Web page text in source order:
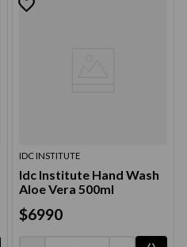
IDC INSTITUTE
Idc Institute Hand Wash
Aloe Vera 500ml
$6990